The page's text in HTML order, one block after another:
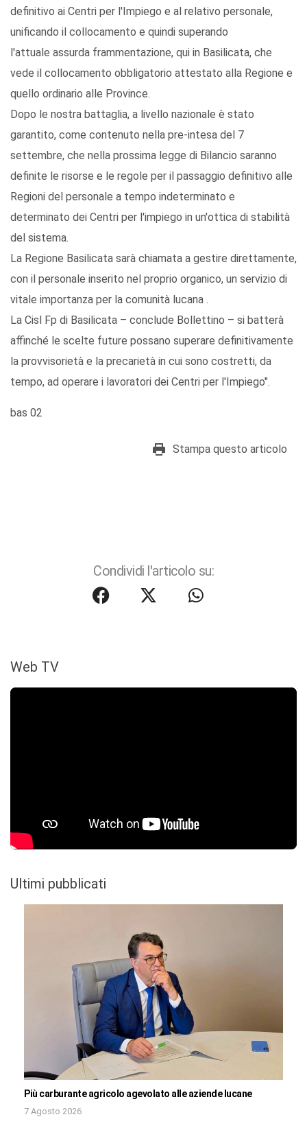
definitivo ai Centri per l'Impiego e al relativo personale,
unificando il collocamento e quindi superando
l'attuale assurda frammentazione, qui in Basilicata, che
vede il collocamento obbligatorio attestato alla Regione e
quello ordinario alle Province.
Dopo le nostra battaglia, a livello nazionale è stato
garantito, come contenuto nella pre-intesa del 7
settembre, che nella prossima legge di Bilancio saranno
definite le risorse e le regole per il passaggio definitivo alle
Regioni del personale a tempo indeterminato e
determinato dei Centri per l'impiego in un'ottica di stabilità
del sistema.
La Regione Basilicata sarà chiamata a gestire direttamente,
con il personale inserito nel proprio organico, un servizio di
vitale importanza per la comunità lucana .
La Cisl Fp di Basilicata – conclude Bollettino – si batterà
affinché le scelte future possano superare definitivamente
la provvisorietà e la precarietà in cui sono costretti, da
tempo, ad operare i lavoratori dei Centri per l'Impiego".
bas 02
Stampa questo articolo
Condividi l'articolo su:
Web TV
Ultimi pubblicati
Più carburante agricolo agevolato alle aziende lucane
7 Agosto 2026